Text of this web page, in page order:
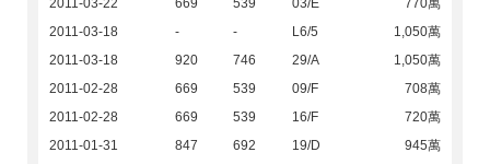
2011-03-22
669 539 03/E
770萬
2011-03-18
- - L6/5
1,050萬
2011-03-18
920 746 29/A
1,050萬
2011-02-28
669 539 09/F
708萬
2011-02-28
669 539 16/F
720萬
2011-01-31
847 692 19/D
945萬